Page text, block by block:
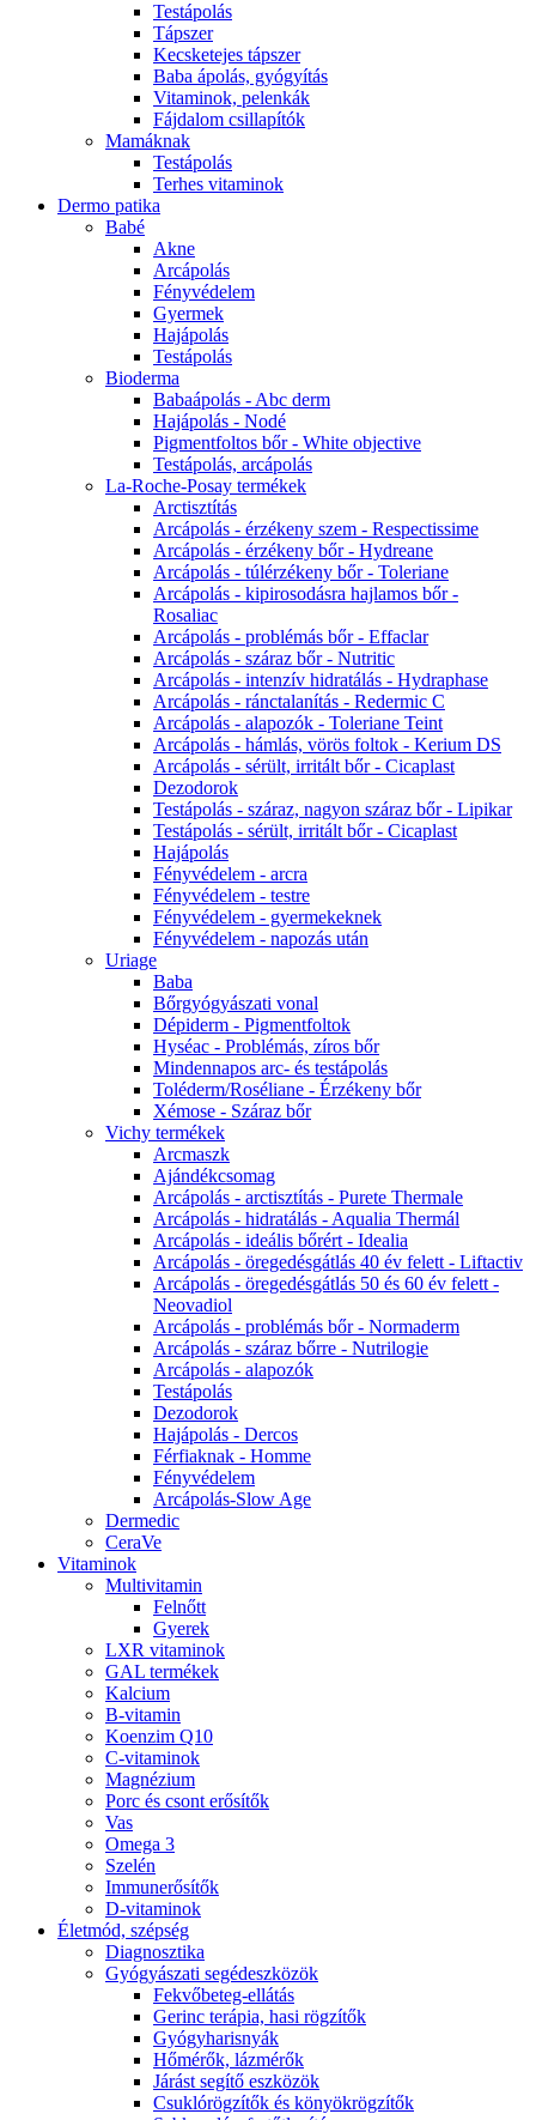
Testápolás
Tápszer
Kecsketejes tápszer
Baba ápolás, gyógyítás
Vitaminok, pelenkák
Fájdalom csillapítók
Mamáknak
Testápolás
Terhes vitaminok
Dermo patika
Babé
Akne
Arcápolás
Fényvédelem
Gyermek
Hajápolás
Testápolás
Bioderma
Babaápolás - Abc derm
Hajápolás - Nodé
Pigmentfoltos bőr - White objective
Testápolás, arcápolás
La-Roche-Posay termékek
Arctisztítás
Arcápolás - érzékeny szem - Respectissime
Arcápolás - érzékeny bőr - Hydreane
Arcápolás - túlérzékeny bőr - Toleriane
Arcápolás - kipirosodásra hajlamos bőr -
Rosaliac
Arcápolás - problémás bőr - Effaclar
Arcápolás - száraz bőr - Nutritic
Arcápolás - intenzív hidratálás - Hydraphase
Arcápolás - ránctalanítás - Redermic C
Arcápolás - alapozók - Toleriane Teint
Arcápolás - hámlás, vörös foltok - Kerium DS
Arcápolás - sérült, irritált bőr - Cicaplast
Dezodorok
Testápolás - száraz, nagyon száraz bőr - Lipikar
Testápolás - sérült, irritált bőr - Cicaplast
Hajápolás
Fényvédelem - arcra
Fényvédelem - testre
Fényvédelem - gyermekeknek
Fényvédelem - napozás után
Uriage
Baba
Bőrgyógyászati vonal
Dépiderm - Pigmentfoltok
Hyséac - Problémás, zíros bőr
Mindennapos arc- és testápolás
Toléderm/Roséliane - Érzékeny bőr
Xémose - Száraz bőr
Vichy termékek
Arcmaszk
Ajándékcsomag
Arcápolás - arctisztítás - Purete Thermale
Arcápolás - hidratálás - Aqualia Thermál
Arcápolás - ideális bőrért - Idealia
Arcápolás - öregedésgátlás 40 év felett - Liftactiv
Arcápolás - öregedésgátlás 50 és 60 év felett -
Neovadiol
Arcápolás - problémás bőr - Normaderm
Arcápolás - száraz bőrre - Nutrilogie
Arcápolás - alapozók
Testápolás
Dezodorok
Hajápolás - Dercos
Férfiaknak - Homme
Fényvédelem
Arcápolás-Slow Age
Dermedic
CeraVe
Vitaminok
Multivitamin
Felnőtt
Gyerek
LXR vitaminok
GAL termékek
Kalcium
B-vitamin
Koenzim Q10
C-vitaminok
Magnézium
Porc és csont erősítők
Vas
Omega 3
Szelén
Immunerősítők
D-vitaminok
Életmód, szépség
Diagnosztika
Gyógyászati segédeszközök
Fekvőbeteg-ellátás
Gerinc terápia, hasi rögzítők
Gyógyharisnyák
Hőmérők, lázmérők
Járást segítő eszközök
Csuklórögzítők és könyökrögzítők